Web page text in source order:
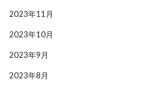
2023年11月
2023年10月
2023年9月
2023年8月